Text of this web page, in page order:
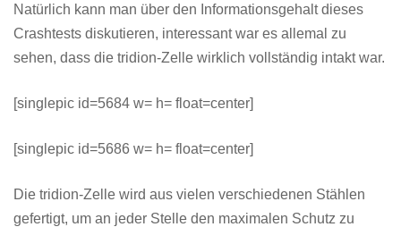
Natürlich kann man über den Informationsgehalt dieses
Crashtests diskutieren, interessant war es allemal zu
sehen, dass die tridion-Zelle wirklich vollständig intakt war.
[singlepic id=5684 w= h= float=center]
[singlepic id=5686 w= h= float=center]
Die tridion-Zelle wird aus vielen verschiedenen Stählen
gefertigt, um an jeder Stelle den maximalen Schutz zu